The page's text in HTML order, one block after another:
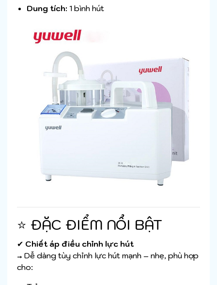
Dung tích: 1 bình hút
⭐ ĐẶC ĐIỂM NỔI BẬT
✔ Chiết áp điều chỉnh lực hút
→ Dễ dàng tùy chỉnh lực hút mạnh – nhẹ, phù hợp
cho: